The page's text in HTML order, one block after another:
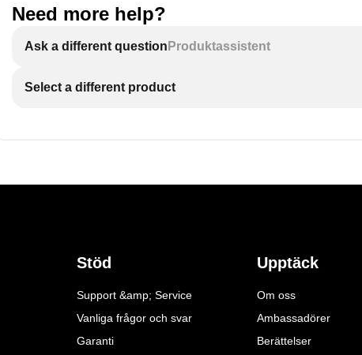
Need more help?
Ask a different question Produktassistent
Select a different product
Stöd
Support &amp; Service
Vanliga frågor och svar
Garanti
Upptäck
Om oss
Ambassadörer
Berättelser